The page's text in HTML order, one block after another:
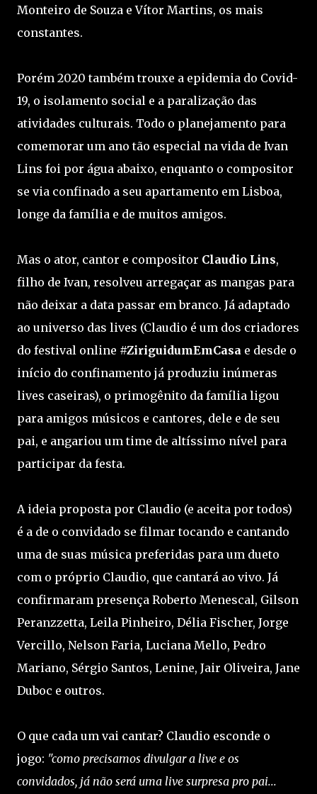
Monteiro de Souza e Vítor Martins, os mais
constantes.
Porém 2020 também trouxe a epidemia do Covid-
19, o isolamento social e a paralização das
atividades culturais. Todo o planejamento para
comemorar um ano tão especial na vida de Ivan
Lins foi por água abaixo, enquanto o compositor
se via confinado a seu apartamento em Lisboa,
longe da família e de muitos amigos.
Mas o ator, cantor e compositor Claudio Lins,
filho de Ivan, resolveu arregaçar as mangas para
não deixar a data passar em branco. Já adaptado
ao universo das lives (Claudio é um dos criadores
do festival online #ZiriguidumEmCasa e desde o
início do confinamento já produziu inúmeras
lives caseiras), o primogênito da família ligou
para amigos músicos e cantores, dele e de seu
pai, e angariou um time de altíssimo nível para
participar da festa.
A ideia proposta por Claudio (e aceita por todos)
é a de o convidado se filmar tocando e cantando
uma de suas música preferidas para um dueto
com o próprio Claudio, que cantará ao vivo. Já
confirmaram presença Roberto Menescal, Gilson
Peranzzetta, Leila Pinheiro, Délia Fischer, Jorge
Vercillo, Nelson Faria, Luciana Mello, Pedro
Mariano, Sérgio Santos, Lenine, Jair Oliveira, Jane
Duboc e outros.
O que cada um vai cantar? Claudio esconde o
jogo: "como precisamos divulgar a live e os
convidados, já não será uma live surpresa pro pai...